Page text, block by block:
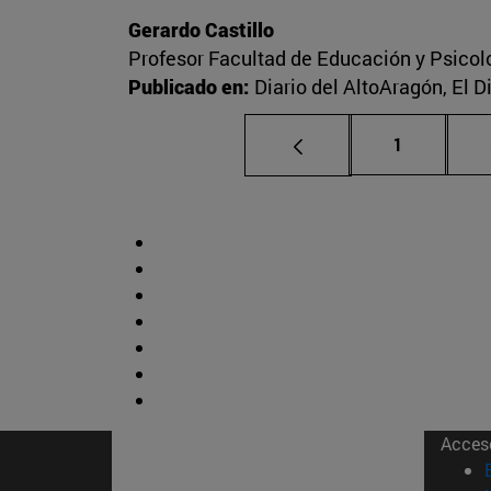
Gerardo Castillo
Profesor Facultad de Educación y
Publicado en: Diario del AltoAragón, El
Página
1